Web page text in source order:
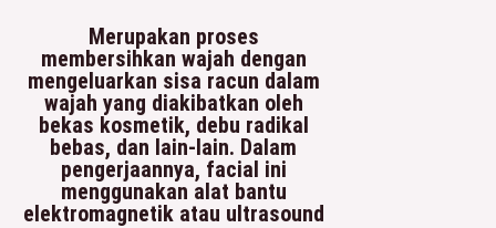
Merupakan proses
membersihkan wajah dengan
mengeluarkan sisa racun dalam
wajah yang diakibatkan oleh
bekas kosmetik, debu radikal
bebas, dan lain-lain. Dalam
pengerjaannya, facial ini
menggunakan alat bantu
elektromagnetik atau ultrasound